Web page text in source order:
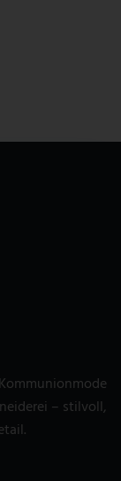
– stilvoll,